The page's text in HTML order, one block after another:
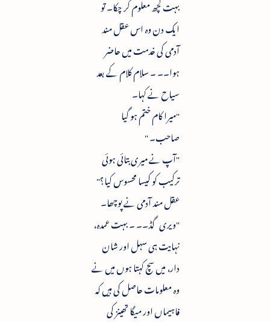
بہت کچھ معلوم کر چکا۔ تو
ایک دن وہ اس عقل مند
آدمی کی خدمت میں حاضر
ہوا۔۔ ۔ سلام کلام کے بعد
سیاح نے کہا۔
"میرا کام ختم ہو گیا
صاحب۔ "
"آپ نے میری بتائی ہوئی
ترکیب کو کیسا محسوس کیا؟"
عقل مند آدمی نے پوچھا۔
"ویری گڈ۔۔ ۔ بہت عمدہ،
نہایت ہی سہل اور شان
دار، میں سچ کہتا ہوں میں نے
وہ معلومات حاصل کی ہیں کہ
فاہیماں اور میگا تھینز کی